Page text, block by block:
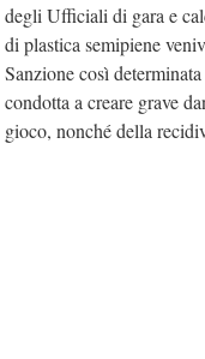
degli Ufficiali di gara e
di plastica semipiene
Sanzione così
condotta a creare grave
gioco, nonché della